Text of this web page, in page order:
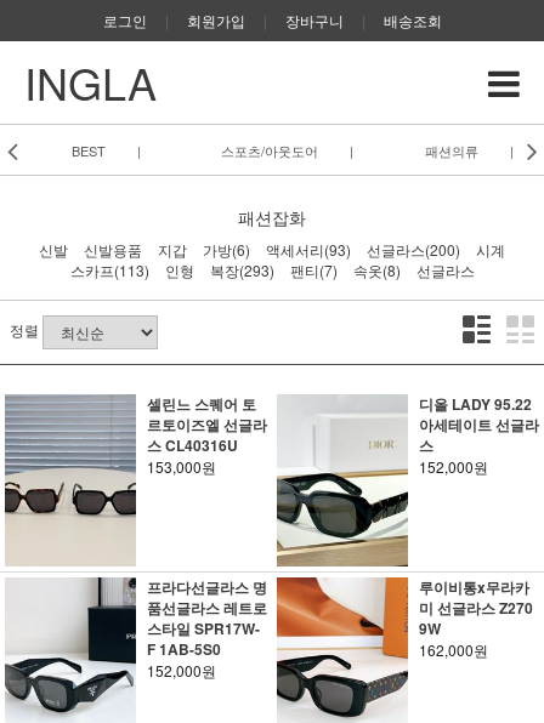
로그인 | 회원가입 | 장바구니 | 배송조회
INGLA
BEST | 스포츠/아웃도어 | 패션의류 |
패션잡화
신발 신발용품 지갑 가방(6) 액세서리(93) 선글라스(200)
시계
스카프(113)
인형 복장(293) 팬티(7) 속옷(8) 선글라스
정렬
셀린느 스퀘어 토
르토이즈엘 선글라
스 CL40316U
153,000원
디올 LADY 95.22
아세테이트 선글라
스
152,000원
프라다선글라스 명
품선글라스 레트로
스타일 SPR17W-
F 1AB-5S0
152,000원
루이비통x무라카
미 선글라스 Z270
9W
162,000원